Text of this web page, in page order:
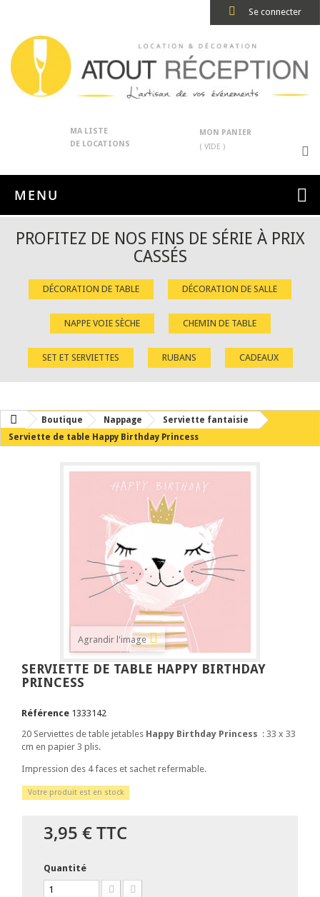
Se connecter
MA LISTE
DE LOCATIONS
MON PANIER
( VIDE )
MENU
PROFITEZ DE NOS FINS DE SÉRIE À PRIX
CASSÉS
DÉCORATION DE TABLE DÉCORATION DE SALLE
NAPPE VOIE SÈCHE CHEMIN DE TABLE
SET ET SERVIETTES RUBANS CADEAUX
Boutique Nappage
Serviette fantaisie
Serviette de table Happy Birthday Princess
Agrandir l'image
SERVIETTE DE TABLE HAPPY BIRTHDAY
PRINCESS
Référence 1333142
20 Serviettes de table jetables Happy Birthday Princess : 33 x 33
cm en papier 3 plis.
Impression des 4 faces et sachet refermable.
Votre produit est en stock
3,95 €TTC
Quantité